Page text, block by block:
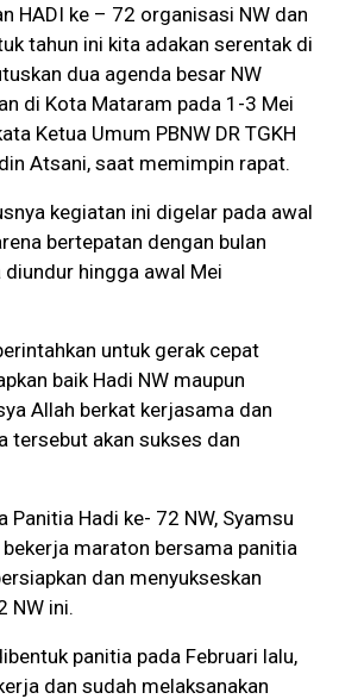
HADI ke – 72 organisasi NW dan
tahun ini kita adakan serentak di
dua agenda besar NW
di Kota Mataram pada 1-3 Mei
Ketua Umum PBNW DR TGKH
Atsani, saat memimpin rapat.
kegiatan ini digelar pada awal
bertepatan dengan bulan
hingga awal Mei
untuk gerak cepat
baik Hadi NW maupun
Allah berkat kerjasama dan
tersebut akan sukses dan
Panitia Hadi ke- 72 NW, Syamsu
maraton bersama panitia
dan menyukseskan
NW ini.
panitia pada Februari lalu,
dan sudah melaksanakan